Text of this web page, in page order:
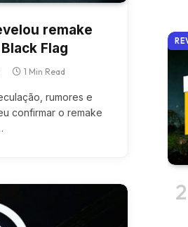
remake
Flag
1 Min Read
rumores e
confirmar o remake